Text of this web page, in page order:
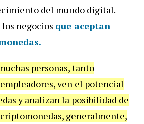
del mundo digital.
los negocios que aceptan
personas, tanto
ven el potencial
y analizan la posibilidad de
generalmente,